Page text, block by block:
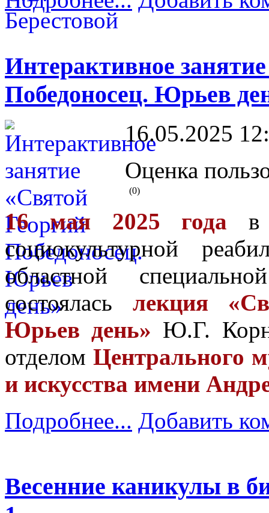
Интерактивное
Победоносец. Юрьев
16.05.2025
Оценка
(0)
16 мая 2025 года в
социокультурной
областной
состоялась лекция
Юрьев день» Ю.Г.
отделом Центрального
и искусства имени
Подробнее... Добавить
Весенние каникулы в